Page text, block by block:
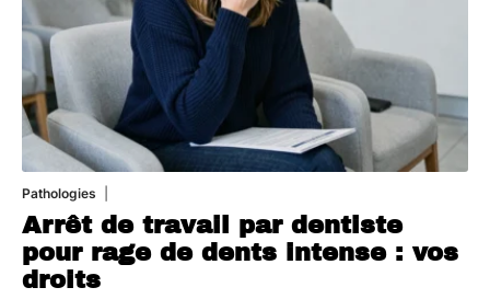
Pathologies
Arrêt de travail par dentiste
pour rage de dents intense : vos
droits